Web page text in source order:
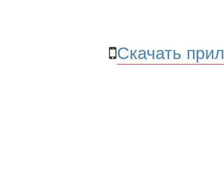
Скачать